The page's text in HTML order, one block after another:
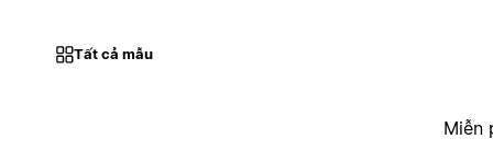
Tất cả mẫu
Miễn